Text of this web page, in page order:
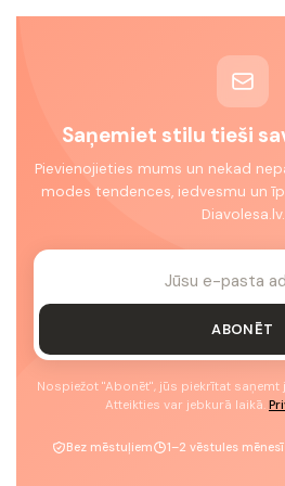
Saņemiet stilu tieši
Pievienojieties mums un nekad
modes tendences, iedvesmu un
Diavolesa.lv.
ABONĒT
Nospiežot "Abonēt", jūs piekrītat
Atteikties var jebkurā laikā.
Bez mēstuļiem 1–2 vēstules mēnesī